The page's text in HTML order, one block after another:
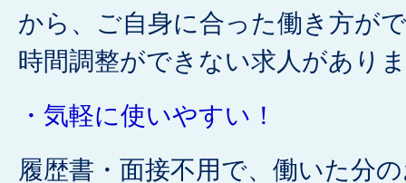
から、ご自身に合った働き方が
時間調整ができない求人があり
・気軽に使いやすい！
履歴書・面接不用で、働いた分